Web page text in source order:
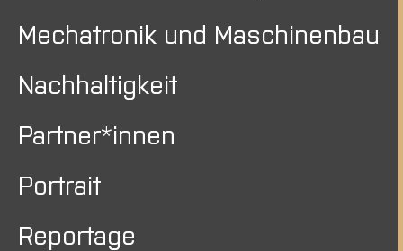
Mechatronik und Maschinenbau
Nachhaltigkeit
Partner*innen
Portrait
Reportage